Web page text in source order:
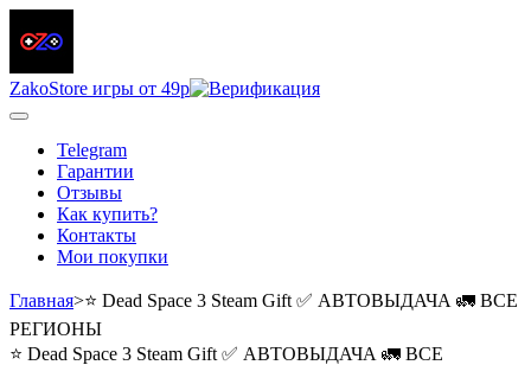
ZakoStore игры от 49р
Telegram
Гарантии
Отзывы
Как купить?
Контакты
Мои покупки
Главная>⭐️ Dead Space 3 Steam Gift ✅ АВТОВЫДАЧА 🚛 ВСЕ
РЕГИОНЫ
⭐️ Dead Space 3 Steam Gift ✅ АВТОВЫДАЧА 🚛 ВСЕ